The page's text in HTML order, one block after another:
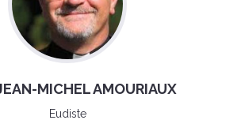
MICHEL AMOURIAUX
Eudiste